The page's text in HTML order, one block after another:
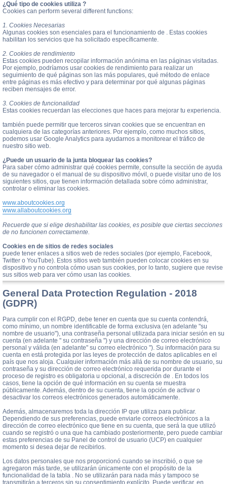
¿Qué tipo de cookies utiliza ?
Cookies can perform several different functions:
1. Cookies Necesarias
Algunas cookies son esenciales para el funcionamiento de . Estas cookies
habilitan los servicios que ha solicitado específicamente.
2. Cookies de rendimiento
Estas cookies pueden recopilar información anónima en las páginas visitadas.
Por ejemplo, podríamos usar cookies de rendimiento para realizar un
seguimiento de qué páginas son las más populares, qué método de enlace
entre páginas es más efectivo y para determinar por qué algunas páginas
reciben mensajes de error.
3. Cookies de funcionalidad
Estas cookies recuerdan las elecciones que haces para mejorar tu experiencia.
también puede permitir que terceros sirvan cookies que se encuentran en
cualquiera de las categorías anteriores. Por ejemplo, como muchos sitios,
podemos usar Google Analytics para ayudarnos a monitorear el tráfico de
nuestro sitio web.
¿Puede un usuario de la junta bloquear las cookies?
Para saber cómo administrar qué cookies permite, consulte la sección de ayuda
de su navegador o el manual de su dispositivo móvil, o puede visitar uno de los
siguientes sitios, que tienen información detallada sobre cómo administrar,
controlar o eliminar las cookies.
www.aboutcookies.org
www.allaboutcookies.org
Recuerde que si elige deshabilitar las cookies, es posible que ciertas secciones
de no funcionen correctamente.
Cookies en de sitios de redes sociales
puede tener enlaces a sitios web de redes sociales (por ejemplo, Facebook,
Twitter o YouTube). Estos sitios web también pueden colocar cookies en su
dispositivo y no controla cómo usan sus cookies, por lo tanto, sugiere que revise
sus sitios web para ver cómo usan las cookies.
General Data Protection Regulation - 2018
(GDPR)
Para cumplir con el RGPD, debe tener en cuenta que su cuenta contendrá,
como mínimo, un nombre identificable de forma exclusiva (en adelante "su
nombre de usuario"), una contraseña personal utilizada para iniciar sesión en su
cuenta (en adelante " su contraseña ") y una dirección de correo electrónico
personal y válida (en adelante" su correo electrónico "). Su información para su
cuenta en está protegida por las leyes de protección de datos aplicables en el
país que nos aloja. Cualquier información más allá de su nombre de usuario, su
contraseña y su dirección de correo electrónico requerida por durante el
proceso de registro es obligatoria u opcional, a discreción de . En todos los
casos, tiene la opción de qué información en su cuenta se muestra
públicamente. Además, dentro de su cuenta, tiene la opción de activar o
desactivar los correos electrónicos generados automáticamente.
Además, almacenaremos toda la dirección IP que utiliza para publicar.
Dependiendo de sus preferencias, puede enviarle correos electrónicos a la
dirección de correo electrónico que tiene en su cuenta, que será la que utilizó
cuando se registró o una que ha cambiado posteriormente, pero puede cambiar
estas preferencias de su Panel de control de usuario (UCP) en cualquier
momento si desea dejar de recibirlos.
Los datos personales que nos proporcionó cuando se inscribió, o que se
agregaron más tarde, se utilizarán únicamente con el propósito de la
funcionalidad de la tabla . No se utilizarán para nada más y tampoco se
transmitirán a terceros sin su consentimiento explícito. Puede verificar, en